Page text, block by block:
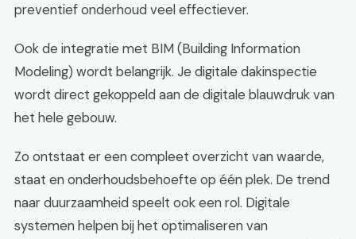
preventief onderhoud veel effectiever.
Ook de integratie met BIM (Building Information
Modeling) wordt belangrijk. Je digitale dakinspectie
wordt direct gekoppeld aan de digitale blauwdruk van
het hele gebouw.
Zo ontstaat er een compleet overzicht van waarde,
staat en onderhoudsbehoefte op één plek. De trend
naar duurzaamheid speelt ook een rol. Digitale
systemen helpen bij het optimaliseren van